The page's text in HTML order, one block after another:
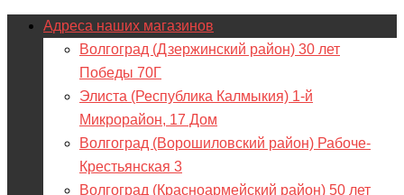
Адреса наших магазинов
Волгоград (Дзержинский район) 30 лет
Победы 70Г
Элиста (Республика Калмыкия) 1-й
Микрорайон, 17 Дом
Волгоград (Ворошиловский район) Рабоче-
Крестьянская 3
Волгоград (Красноармейский район) 50 лет